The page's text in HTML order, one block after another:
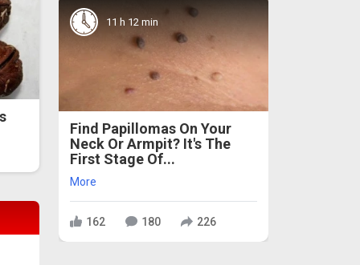
11 h 12 min
Find Papillomas On Your
Neck Or Armpit? It's The
First Stage Of...
More
162 180 226